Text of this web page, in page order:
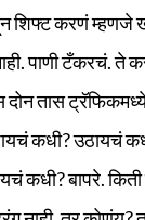
शिफ्ट करणं
पाणी टँकरचं.
दोन तास
कधी? उठायचं
कधी? बापरे.